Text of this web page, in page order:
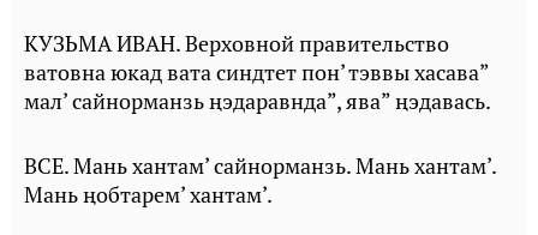
КУЗЬМА ИВАН. Верховной правительство
ватовна юкад вата синдтет пон’ тэввы хасава”
мал’ сайнорманзь ңэдаравнда”, ява” ңэдавась.
ВСЕ. Мань хантам’ сайнорманзь. Мань хантам’.
Мань ңобтарем’ хантам’.